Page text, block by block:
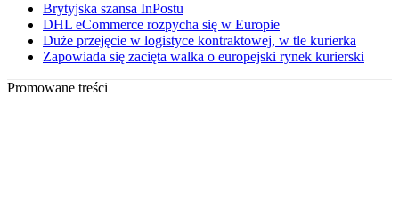
Brytyjska szansa InPostu
DHL eCommerce rozpycha się w Europie
Duże przejęcie w logistyce kontraktowej, w tle kurierka
Zapowiada się zacięta walka o europejski rynek kurierski
Promowane treści